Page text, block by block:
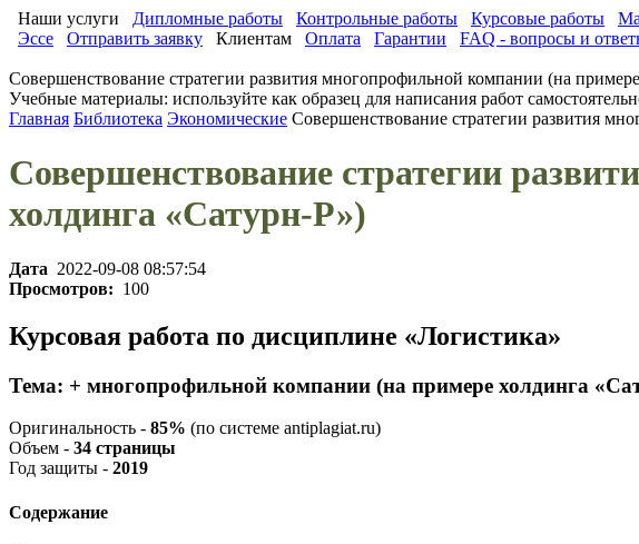
Наши услуги Дипломные работы Контрольные работы Курсовые работы
Эссе
Отправить заявку Клиентам Оплата Гарантии FAQ - вопросы и
Совершенствование стратегии развития многопрофильной компании (на
Учебные материалы: используйте как образец для написания работ
Главная Библиотека Экономические Совершенствование стратегии развития
Совершенствование стратегии
холдинга «Сатурн-Р»)
Дата 2022-09-08 08:57:54
Просмотров: 100
Курсовая работа по дисциплине «Логистика»
Тема: + многопрофильной компании (на примере холдинга
Оригинальность - 85% (по системе antiplagiat.ru)
Объем - 34 страницы
Год защиты - 2019
Содержание